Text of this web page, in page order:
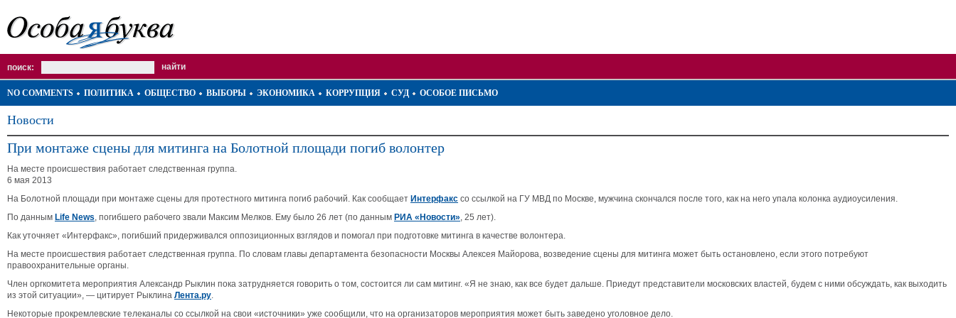
поиск:
NO COMMENTS ПОЛИТИКА ОБЩЕСТВО ВЫБОРЫ ЭКОНОМИКА КОРРУПЦИЯ СУД ОСОБОЕ ПИСЬМО
Новости
При монтаже сцены для митинга на Болотной площади погиб волонтер
На месте происшествия работает следственная группа.
6 мая 2013
На Болотной площади при монтаже сцены для протестного митинга погиб рабочий. Как сообщает Интерфакс со ссылкой на ГУ МВД по Москве, мужчина скончался после того, как на него упала колонка аудиоусиления.
По данным Life News, погибшего рабочего звали Максим Мелков. Ему было 26 лет (по данным РИА «Новости», 25 лет).
Как уточняет «Интерфакс», погибший придерживался оппозиционных взглядов и помогал при подготовке митинга в качестве волонтера.
На месте происшествия работает следственная группа. По словам главы департамента безопасности Москвы Алексея Майорова, возведение сцены для митинга может быть остановлено, если этого потребуют
правоохранительные органы.
Член оргкомитета мероприятия Александр Рыклин пока затрудняется говорить о том, состоится ли сам митинг. «Я не знаю, как все будет дальше. Приедут представители московских властей, будем с ними обсуждать, как выходить
из этой ситуации», — цитирует Рыклина Лента.ру.
Некоторые прокремлевские телеканалы со ссылкой на свои «источники» уже сообщили, что на организаторов мероприятия может быть заведено уголовное дело.